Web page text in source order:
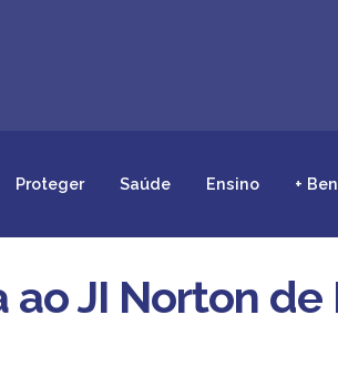
Proteger Saúde Ensino +
JI Norton de